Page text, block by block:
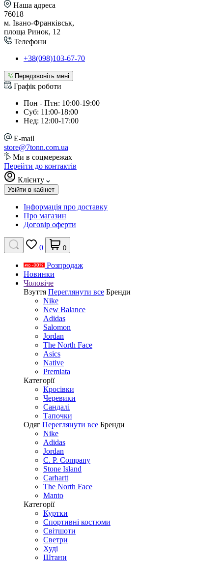
Наша адреса
76018
м. Івано-Франківськ,
площа Ринок, 12
Телефони
+38(098)103-67-70
Передзвоніть мені
Графік роботи
Пон - Птн: 10:00-19:00
Суб: 11:00-18:00
Нед: 12:00-17:00
E-mail
store@7tonn.com.ua
Ми в соцмережах
Перейти до контактів
Клієнту
Увійти в кабінет
Інформація про доставку
Про магазин
Договір оферти
0 0
Розпродаж
Новинки
Чоловіче
Взуття Переглянути все Бренди
Nike
New Balance
Adidas
Salomon
Jordan
The North Face
Asics
Native
Premiata
Категорії
Кросівки
Черевики
Сандалі
Tапочки
Одяг Переглянути все Бренди
Nike
Adidas
Jordan
C. P. Company
Stone Island
Carhartt
The North Face
Manto
Категорії
Куртки
Спортивні костюми
Світшоти
Светри
Худі
Штани